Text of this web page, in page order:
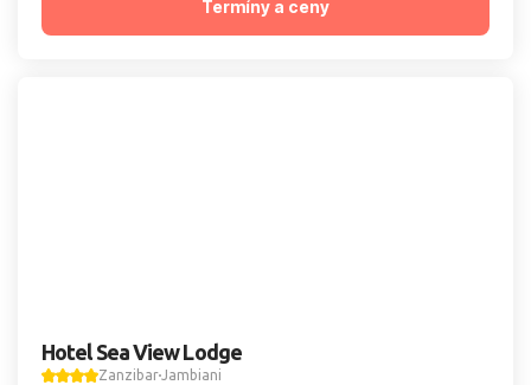
Termíny a ceny
Hotel Sea View Lodge
ZanzibarJambiani